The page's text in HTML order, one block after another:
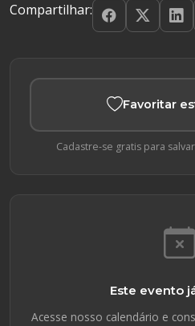
Compartilhar:
Favoritar
Cadastre-se gratis para
Este evento
Acesse nosso calendário e